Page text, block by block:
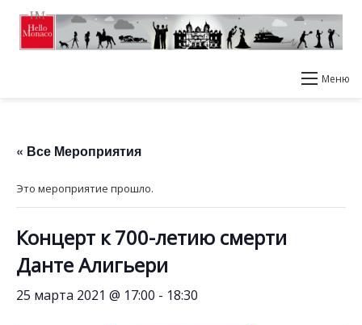
Меню
« Все Мероприятия
Это мероприятие прошло.
Концерт к 700-летию смерти
Данте Алигьери
25 марта 2021 @ 17:00 - 18:30